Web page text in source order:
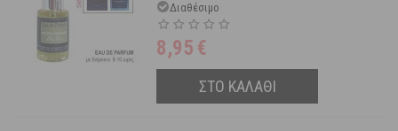
Διαθέσιμο
8,95 €
ΣΤΟ ΚΑΛΑΘΙ